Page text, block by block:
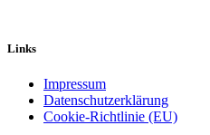
Links
Impressum
Datenschutzerklärung
Cookie-Richtlinie (EU)